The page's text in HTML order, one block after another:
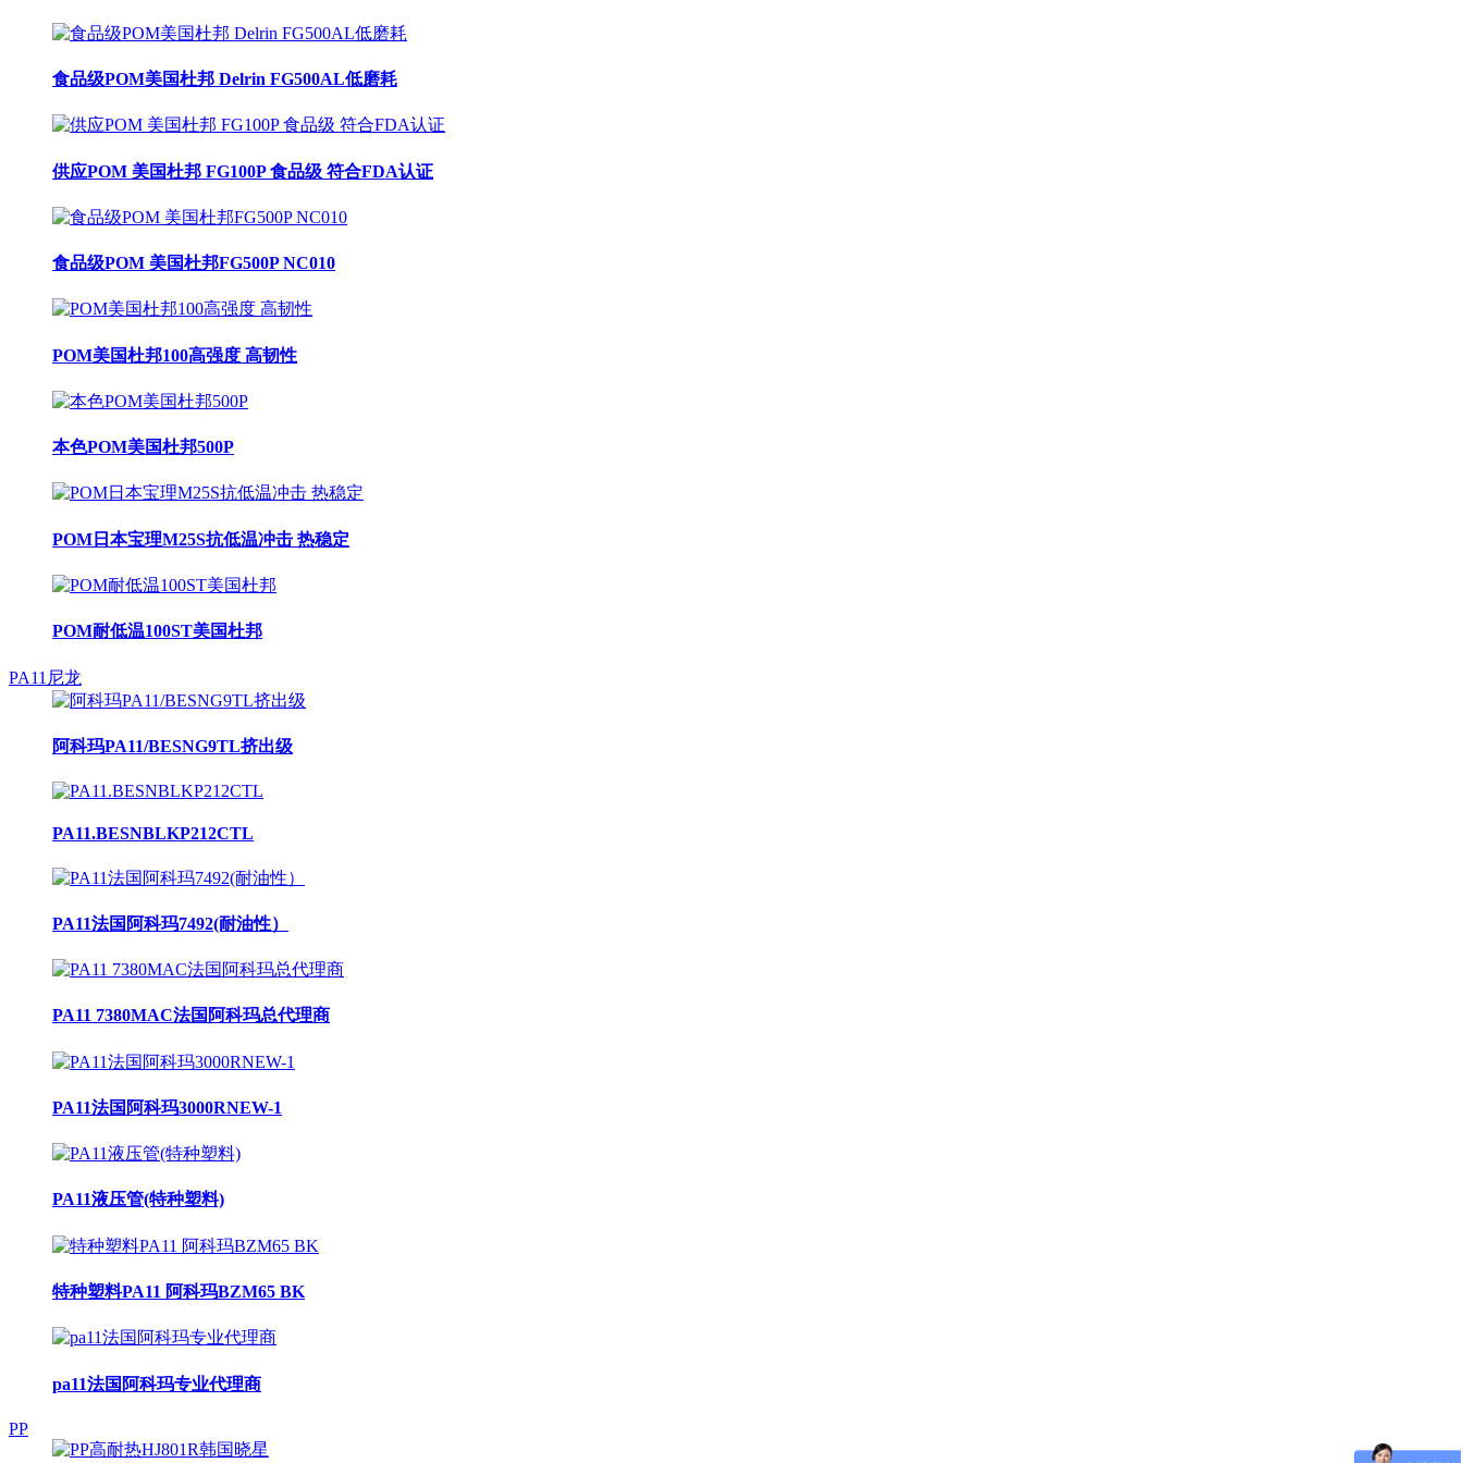
食品级POM美国杜邦 Delrin FG500AL低磨耗
供应POM 美国杜邦 FG100P 食品级 符合FDA认证
食品级POM 美国杜邦FG500P NC010
POM美国杜邦100高强度 高韧性
本色POM美国杜邦500P
POM日本宝理M25S抗低温冲击 热稳定
POM耐低温100ST美国杜邦
PA11尼龙
阿科玛PA11/BESNG9TL挤出级
PA11.BESNBLKP212CTL
PA11法国阿科玛7492(耐油性）
PA11 7380MAC法国阿科玛总代理商
PA11法国阿科玛3000RNEW-1
PA11液压管(特种塑料)
特种塑料PA11 阿科玛BZM65 BK
pa11法国阿科玛专业代理商
PP